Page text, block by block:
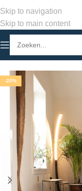
Skip to navigation
Skip to main content
Home/Winkel
-20%